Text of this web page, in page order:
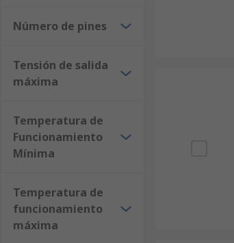
Número de pines
Tensión de salida
máxima
Temperatura de
Funcionamiento
Mínima
Temperatura de
funcionamiento
máxima